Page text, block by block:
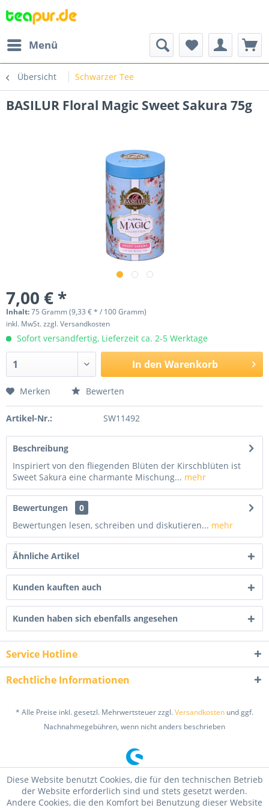
Menü
Übersicht Schwarzer Tee
BASILUR Floral Magic Sweet Sakura 75g
7,00 € *
Inhalt:75 Gramm (9,33 € * / 100 Gramm)
inkl. MwSt.zzgl. Versandkosten
Sofort versandfertig, Lieferzeit ca. 2-5 Werktage
In den Warenkorb
Merken Bewerten
Artikel-Nr.: SW11492
Beschreibung
Inspiriert von den fliegenden Blüten der Kirschblüten ist
Sweet Sakura eine charmante Mischung... mehr
Bewertungen
0
Bewertungen lesen, schreiben und diskutieren... mehr
Ähnliche Artikel
Kunden kauften auch
Kunden haben sich ebenfalls angesehen
Service Hotline
Rechtliche Informationen
* Alle Preise inkl. gesetzl. Mehrwertsteuer zzgl.Versandkosten und ggf.
Nachnahmegebühren, wenn nicht anders beschrieben
Diese Website benutzt Cookies, die für den technischen Betrieb
der Website erforderlich sind und stets gesetzt werden.
Andere Cookies, die den Komfort bei Benutzung dieser Website